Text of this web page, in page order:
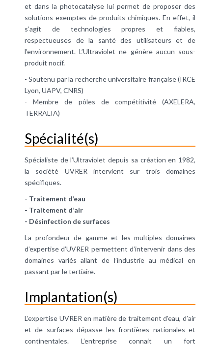
et dans la photocatalyse lui permet de proposer des
solutions exemptes de produits chimiques. En effet, il
s’agit de technologies propres et fiables,
respectueuses de la santé des utilisateurs et de
l’environnement. L’Ultraviolet ne génère aucun sous-
produit nocif.
- Soutenu par la recherche universitaire française (IRCE
Lyon, UAPV, CNRS)
- Membre de pôles de compétitivité (AXELERA,
TERRALIA)
Spécialité(s)
Spécialiste de l’Ultraviolet depuis sa création en 1982,
la société UVRER intervient sur trois domaines
spécifiques.
- Traitement d’eau
- Traitement d’air
- Désinfection de surfaces
La profondeur de gamme et les multiples domaines
d’expertise d’UVRER permettent d’intervenir dans des
domaines variés allant de l’industrie au médical en
passant par le tertiaire.
Implantation(s)
L’expertise UVRER en matière de traitement d’eau, d’air
et de surfaces dépasse les frontières nationales et
continentales. L’entreprise connait un fort